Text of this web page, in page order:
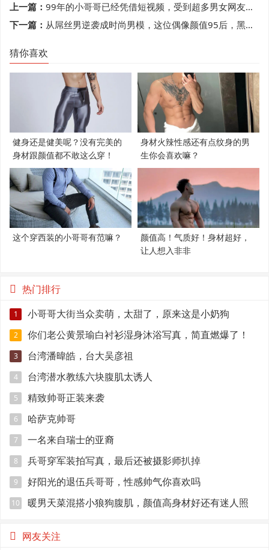
上一篇： 99年的小哥哥已经凭借短视频，受到超多男女网友的喜欢
下一篇： 从屌丝男逆袭成时尚男模，这位偶像颜值95后，黑点都迷人
猜你喜欢
健身还是健美呢？没有完美的
身材跟颜值都不敢这么穿！
身材火辣性感还有点纹身的男
生你会喜欢嘛？
这个穿西装的小哥哥有范嘛？
颜值高！气质好！身材超好，
让人想入非非
热门排行
1 小哥哥大街当众卖萌，太甜了，原来这是小奶狗
2 你们老公黄景瑜白衬衫湿身沐浴写真，简直燃爆了！
3 台湾潘暐皓，台大吴彦祖
4 台湾潜水教练六块腹肌太诱人
5 精致帅哥正装来袭
6 哈萨克帅哥
7 一名来自瑞士的亚裔
8 兵哥穿军装拍写真，最后还被摄影师扒掉
9 好阳光的退伍兵哥哥，性感帅气你喜欢吗
10 暖男天菜混搭小狼狗腹肌，颜值高身材好还有迷人照
网友关注